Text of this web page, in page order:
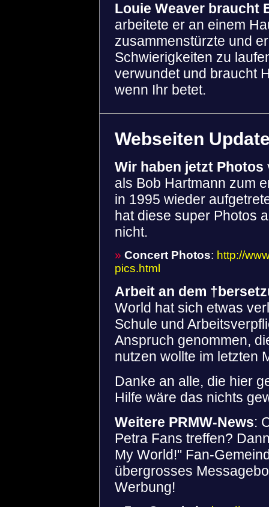
Louie Weaver braucht
arbeitete er an einem
zusammenstürzte und
Schwierigkeiten zu
verwundet und braucht
wenn Ihr betet.
Webseiten
Wir haben jetzt Photos
als Bob Hartmann zum
in 1995 wieder
hat diese super Photos
nicht.
» Concert Photos: http://
pics.html
Arbeit an dem
World hat sich etwas
Schule und
Anspruch genommen,
nutzen wollte im letzten
Danke an alle, die hier
Hilfe wäre das nichts
Weitere PRMW-News:
Petra Fans treffen?
My World!" Fan-
übergrosses
Werbung!